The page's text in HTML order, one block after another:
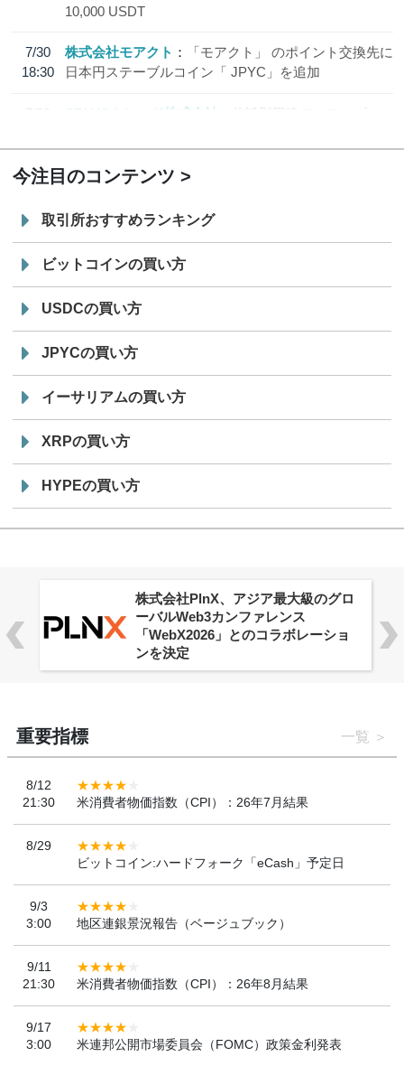
10,000 USDT
7/30
18:30
株式会社モアクト
「モアクト」 のポイント交換先に
日本円ステーブルコイン「 JPYC」を追加
7/29
SBI VCトレード株式会社
信託型円建てステーブル
今注目のコンテンツ
取引所おすすめランキング
ビットコインの買い方
USDCの買い方
JPYCの買い方
イーサリアムの買い方
XRPの買い方
HYPEの買い方
株式会社PlnX、アジア最大級のグロ
ーバルWeb3カンファレンス
「WebX2026」とのコラボレーショ
ンを決定
重要指標 一覧
8/12
21:30
米消費者物価指数（CPI）：26年7月結果
8/29
ビットコイン:ハードフォーク「eCash」予定日
9/3
3:00
地区連銀景況報告（ベージュブック）
9/11
21:30
米消費者物価指数（CPI）：26年8月結果
9/17
3:00
米連邦公開市場委員会（FOMC）政策金利発表